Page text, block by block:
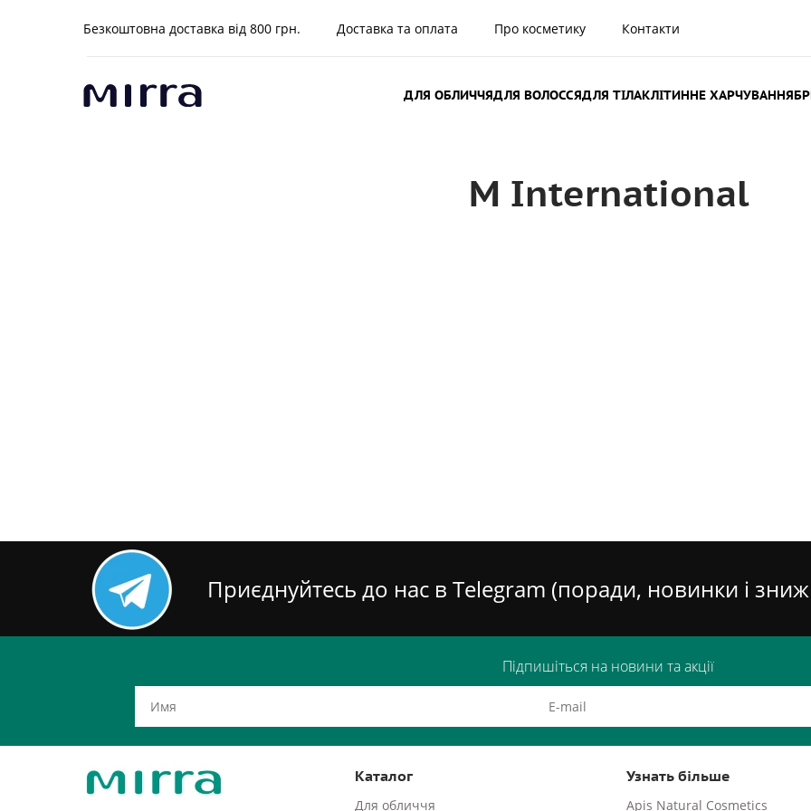
Безкоштовна доставка від 800 грн. Доставка та оплата Про косметику Контакти
ДЛЯ ОБЛИЧЧЯДЛЯ ВОЛОССЯДЛЯ ТІЛАКЛІТИННЕ ХАРЧУВАННЯ
M International
Приєднуйтесь до нас в Telegram (поради, новинки і
Підпишіться на новини та акції
Каталог
Для обличчя
Узнать більше
Apis Natural Cosmetics